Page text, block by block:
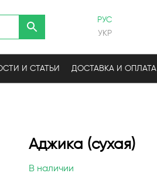
РУС
УКР
И СТАТЬИ ДОСТАВКА И ОПЛАТА
Аджика (сухая)
В наличии